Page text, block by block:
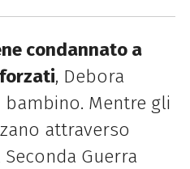
condannato a
, Debora
Mentre gli
attraverso
Guerra